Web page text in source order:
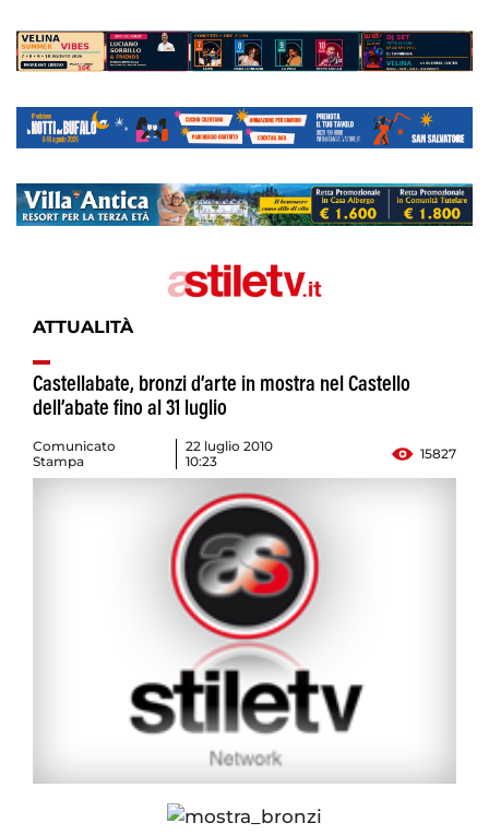
ATTUALITÀ
Castellabate, bronzi d’arte in mostra nel Castello
dell’abate fino al 31 luglio
Comunicato
Stampa
22 luglio 2010
10:23
15827